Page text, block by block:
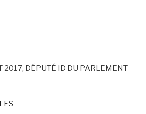
2017, DÉPUTÉ ID DU PARLEMENT